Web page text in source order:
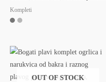
Kompleti
OUT OF STOCK